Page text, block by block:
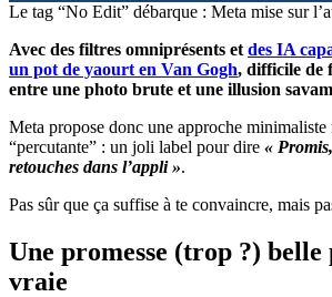
Le tag “No Edit” débarque : Meta mise sur
Avec des filtres omniprésents et des IA
un pot de yaourt en Van Gogh, difficile de
entre une photo brute et une illusion
Meta propose donc une approche minimaliste
“percutante” : un joli label pour dire «
retouches dans l’appli ».
Pas sûr que ça suffise à te convaincre, mais
Une promesse (trop ?)
vraie